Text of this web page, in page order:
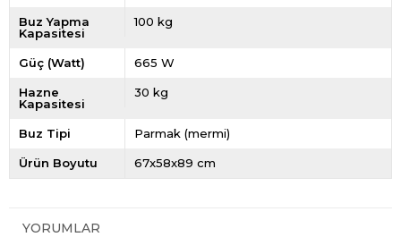
Buz Yapma
Kapasitesi
100 kg
Güç (Watt) 665 W
Hazne
Kapasitesi
30 kg
Buz Tipi Parmak (mermi)
Ürün Boyutu 67x58x89 cm
YORUMLAR